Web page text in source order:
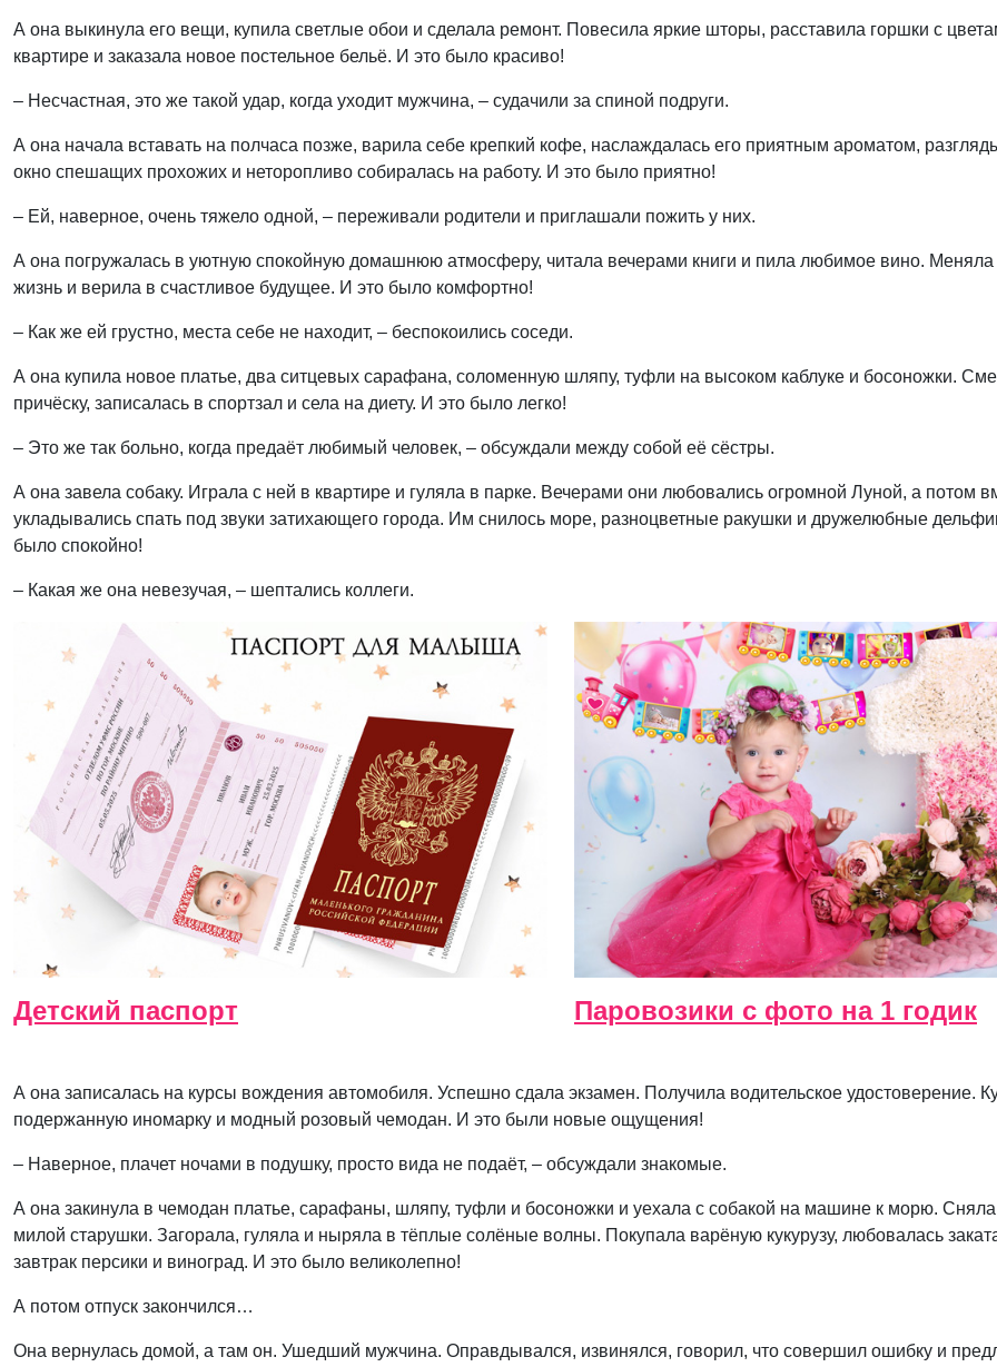
А она выкинула его вещи, купила светлые обои и сделала ремонт. Повесила яркие шторы, расставила горшки с
квартире и заказала новое постельное бельё. И это было красиво!
– Несчастная, это же такой удар, когда уходит мужчина, – судачили за спиной подруги.
А она начала вставать на полчаса позже, варила себе крепкий кофе, наслаждалась его приятным ароматом,
окно спешащих прохожих и неторопливо собиралась на работу. И это было приятно!
– Ей, наверное, очень тяжело одной, – переживали родители и приглашали пожить у них.
А она погружалась в уютную спокойную домашнюю атмосферу, читала вечерами книги и пила любимое вино.
жизнь и верила в счастливое будущее. И это было комфортно!
– Как же ей грустно, места себе не находит, – беспокоились соседи.
А она купила новое платье, два ситцевых сарафана, соломенную шляпу, туфли на высоком каблуке и босоножки.
причёску, записалась в спортзал и села на диету. И это было легко!
– Это же так больно, когда предаёт любимый человек, – обсуждали между собой её сёстры.
А она завела собаку. Играла с ней в квартире и гуляла в парке. Вечерами они любовались огромной Луной, а потом
укладывались спать под звуки затихающего города. Им снилось море, разноцветные ракушки и дружелюбные
было спокойно!
– Какая же она невезучая, – шептались коллеги.
Детский паспорт Паровозики с фото на 1 годик
А она записалась на курсы вождения автомобиля. Успешно сдала экзамен. Получила водительское удостоверение.
подержанную иномарку и модный розовый чемодан. И это были новые ощущения!
– Наверное, плачет ночами в подушку, просто вида не подаёт, – обсуждали знакомые.
А она закинула в чемодан платье, сарафаны, шляпу, туфли и босоножки и уехала с собакой на машине к морю. Сняла
милой старушки. Загорала, гуляла и ныряла в тёплые солёные волны. Покупала варёную кукурузу, любовалась
завтрак персики и виноград. И это было великолепно!
А потом отпуск закончился…
Она вернулась домой, а там он. Ушедший мужчина. Оправдывался, извинялся, говорил, что совершил ошибку и